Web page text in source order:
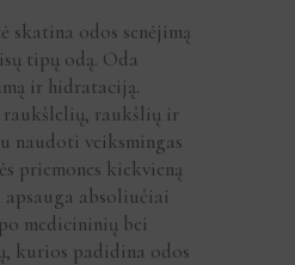
skatina odos senėjimą
tipų odą. Oda
ir hidrataciją.
raukšlių ir
naudoti veiksmingas
priemones kiekvieną
absoliučiai
medicininių bei
kurios padidina odos